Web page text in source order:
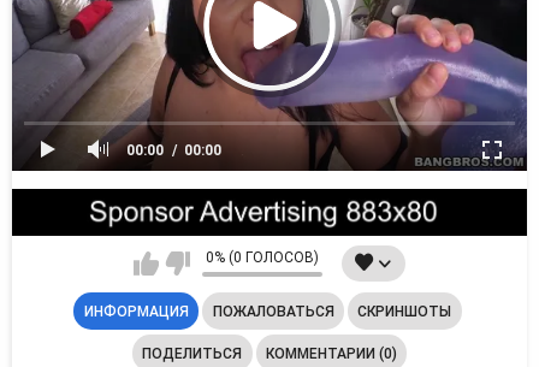
00:00 00:00
0% (0 ГОЛОСОВ)
ИНФОРМАЦИЯ ПОЖАЛОВАТЬСЯ СКРИНШОТЫ
ПОДЕЛИТЬСЯ КОММЕНТАРИИ (0)